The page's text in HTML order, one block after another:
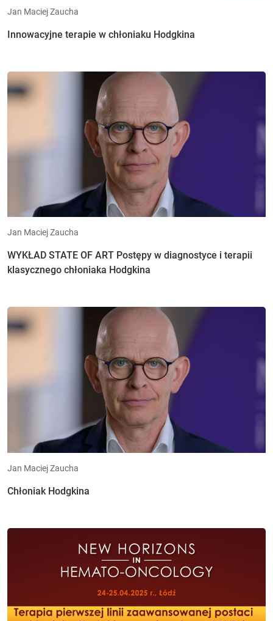
Jan Maciej Zaucha
Innowacyjne terapie w chłoniaku Hodgkina
Jan Maciej Zaucha
WYKŁAD STATE OF ART Postępy w diagnostyce i terapii
klasycznego chłoniaka Hodgkina
Jan Maciej Zaucha
Chłoniak Hodgkina